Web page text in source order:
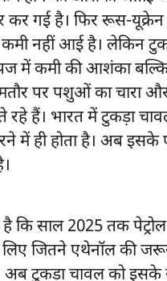
गई है। फिर रूस-यूक्रेन
नहीं आई है। लेकिन
में कमी की आशंका
पर पशुओं का चारा और
हैं। भारत में टुकड़ा
में ही होता है। अब
कि साल 2025 तक
जितने एथेनॉल की
अब टुकड़ा चावल को